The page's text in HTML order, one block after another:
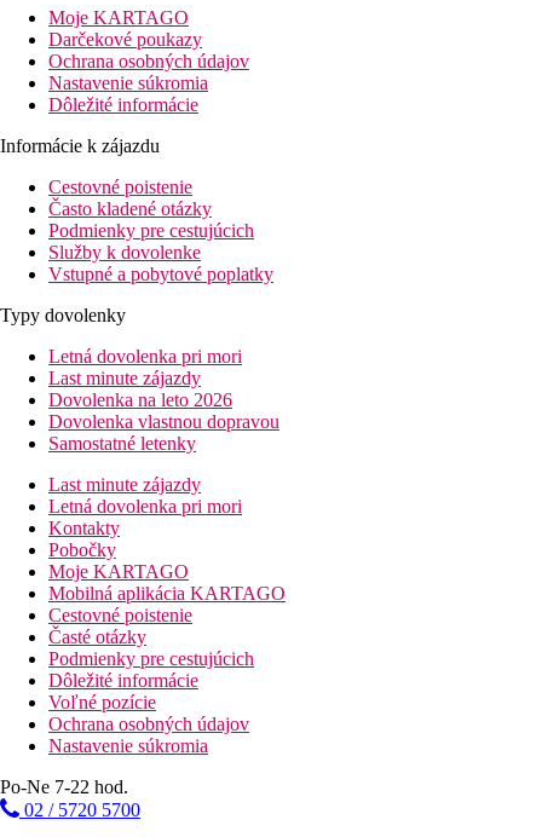
Moje KARTAGO
Darčekové poukazy
Ochrana osobných údajov
Nastavenie súkromia
Dôležité informácie
Informácie k zájazdu
Cestovné poistenie
Často kladené otázky
Podmienky pre cestujúcich
Služby k dovolenke
Vstupné a pobytové poplatky
Typy dovolenky
Letná dovolenka pri mori
Last minute zájazdy
Dovolenka na leto 2026
Dovolenka vlastnou dopravou
Samostatné letenky
Last minute zájazdy
Letná dovolenka pri mori
Kontakty
Pobočky
Moje KARTAGO
Mobilná aplikácia KARTAGO
Cestovné poistenie
Časté otázky
Podmienky pre cestujúcich
Dôležité informácie
Voľné pozície
Ochrana osobných údajov
Nastavenie súkromia
Po-Ne 7-22 hod.
02 / 5720 5700